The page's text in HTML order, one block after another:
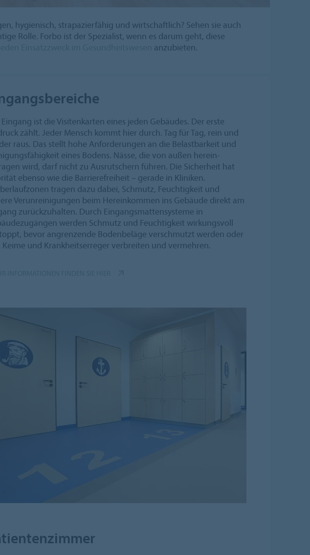
hygienisch, strapazierfähig und wirtschaftlich? Sehen sie auch
Rolle. Forbo ist der Spezialist, wenn es darum geht, diese
anzubieten.
Eingang ist die Visitenkarten eines jeden Gebäudes. Der erste
zählt. Jeder Mensch kommt hier durch. Tag für Tag, rein und
raus. Das stellt hohe Anforderungen an die Belastbarkeit und
eines Bodens. Nässe, die von außen herein-
wird, darf nicht zu Ausrutschern führen. Die Sicherheit hat
ebenso wie die Barrierefreiheit – gerade in Kliniken.
tragen dazu dabei, Schmutz, Feuchtigkeit und
Verunreinigungen beim Hereinkommen ins Gebäude direkt am
zurückzuhalten. Durch Eingangsmattensysteme in
werden Schmutz und Feuchtigkeit wirkungsvoll
bevor angrenzende Bodenbeläge verschmutzt werden oder
Keime und Krankheitserreger verbreiten und vermehren.